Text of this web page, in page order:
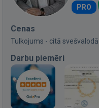
PRO
Cenas
Tulkojums - citā svešvalodā
Darbu piemēri